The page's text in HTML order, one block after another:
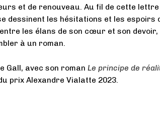
et de renouveau. Au fil de cette
dessinent les hésitations et les espoirs
les élans de son cœur et son
à un roman.
Gall, avec son roman Le principe de
prix Alexandre Vialatte 2023.